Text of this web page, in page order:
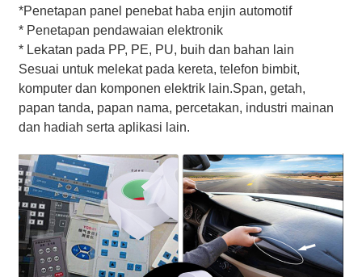
*Penetapan panel penebat haba enjin automotif
* Penetapan pendawaian elektronik
* Lekatan pada PP, PE, PU, ​​buih dan bahan lain
Sesuai untuk melekat pada kereta, telefon bimbit,
komputer dan komponen elektrik lain.Span, getah,
papan tanda, papan nama, percetakan, industri mainan
dan hadiah serta aplikasi lain.